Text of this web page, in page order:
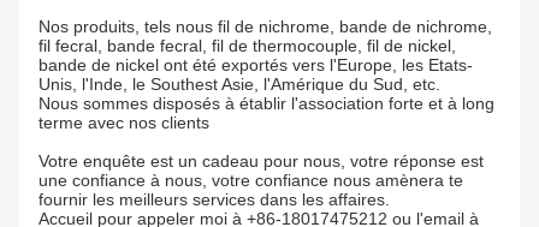
Nos produits, tels nous fil de nichrome, bande de nichrome,
fil fecral, bande fecral, fil de thermocouple, fil de nickel,
bande de nickel ont été exportés vers l'Europe, les Etats-
Unis, l'Inde, le Southest Asie, l'Amérique du Sud, etc.
Nous sommes disposés à établir l'association forte et à long
terme avec nos clients
Votre enquête est un cadeau pour nous, votre réponse est
une confiance à nous, votre confiance nous amènera te
fournir les meilleurs services dans les affaires.
Accueil pour appeler moi à +86-18017475212 ou l'email à